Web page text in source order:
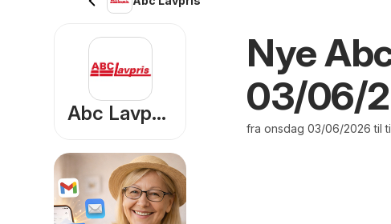
Nye
03/06/
fra onsdag 03/06/2026 til
Abc Lavpris